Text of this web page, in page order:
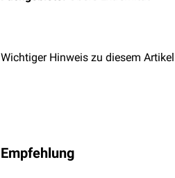
Wichtiger Hinweis zu diesem Artikel
Empfehlung